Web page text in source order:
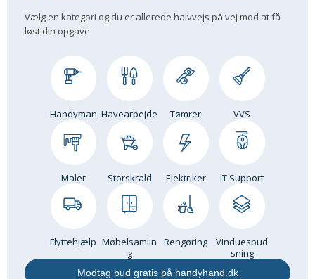
MURER
Nybygning
Om Materialer
GLARMESTER
Udskiftning Og Montage
HANDYMAN
Tips Og Tricks
Andet
Båd
Vælg en kategori og du er allerede halvvejs på vej mod at få
løst din opgave
Handyman Havearbejde Tømrer VVS
Maler Storskrald Elektriker IT Support
Flyttehjælp Møbelsamlin
g
Rengøring
Vinduespud
sning
Modtag bud gratis på handyhand.dk